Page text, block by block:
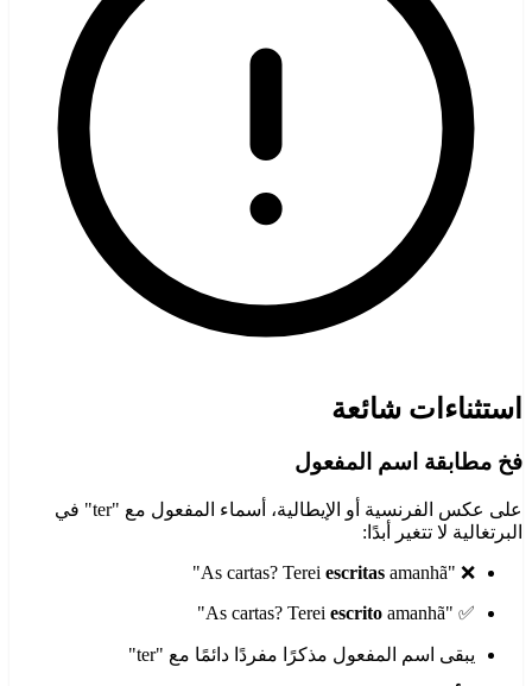
استثناءات شائعة
فخ مطابقة اسم المفعول
على عكس الفرنسية أو الإيطالية، أسماء المفعول مع "ter" في
البرتغالية لا تتغير أبدًا:
❌ "As cartas? Terei
escritas amanhã"
✅ "As cartas? Terei
escrito amanhã"
يبقى اسم المفعول مذكرًا مفردًا دائمًا مع "ter"